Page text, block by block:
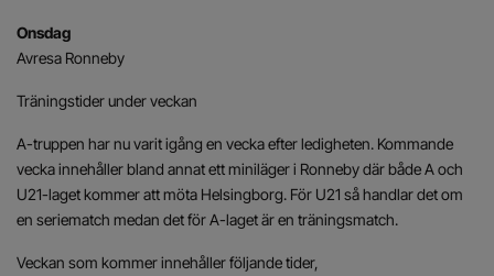
Onsdag
Avresa Ronneby
Träningstider under veckan
A-truppen har nu varit igång en vecka efter ledigheten. Kommande
vecka innehåller bland annat ett miniläger i Ronneby där både A och
U21-laget kommer att möta Helsingborg. För U21 så handlar det om
en seriematch medan det för A-laget är en träningsmatch.
Veckan som kommer innehåller följande tider,